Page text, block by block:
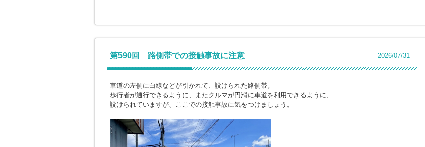
第590回 路側帯での接触事故に注意 2026/07/31
車道の左側に白線などが引かれて、設けられた路側帯。
歩行者が通行できるように、またクルマが円滑に車道を利用できるように、
設けられていますが、ここでの接触事故に気をつけましょう。